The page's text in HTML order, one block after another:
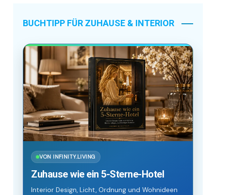
BUCHTIPP FÜR ZUHAUSE & INTERIOR
VON INFINITY.LIVING
Zuhause wie ein 5-Sterne-Hotel
Interior Design, Licht, Ordnung und Wohnideen